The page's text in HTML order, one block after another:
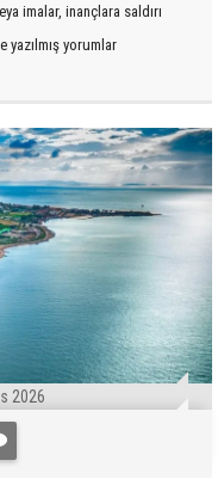
imalar, inançlara saldırı
yazılmış yorumlar
2026